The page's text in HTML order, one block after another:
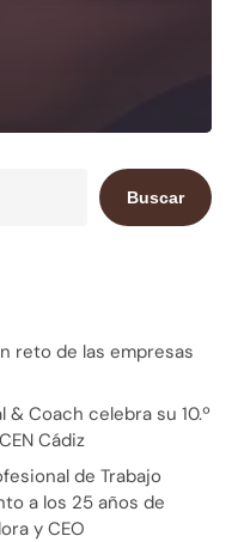
Buscar
reto de las empresas
& Coach celebra su 10.º
Cádiz
de Trabajo
a los 25 años de
y CEO